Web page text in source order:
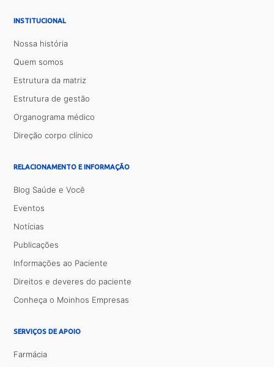
INSTITUCIONAL
Nossa história
Quem somos
Estrutura da matriz
Estrutura de gestão
Organograma médico
Direção corpo clínico
RELACIONAMENTO E INFORMAÇÃO
Blog Saúde e Você
Eventos
Notícias
Publicações
Informações ao Paciente
Direitos e deveres do paciente
Conheça o Moinhos Empresas
SERVIÇOS DE APOIO
Farmácia